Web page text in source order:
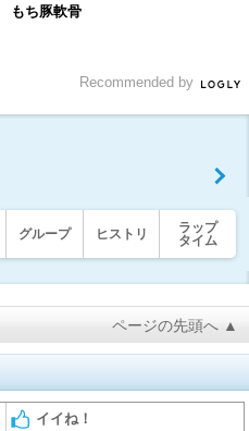
もち豚軟骨
Recommended by
グループ ヒストリ
ラップ
タイム
ページの先頭へ ▲
イイね！